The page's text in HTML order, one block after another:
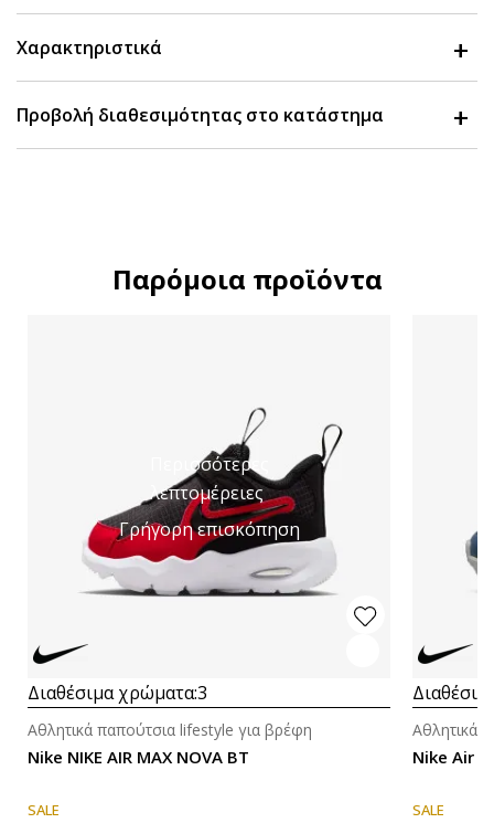
Χαρακτηριστικά
Προβολή διαθεσιμότητας στο κατάστημα
Παρόμοια προϊόντα
Περισσότερες
λεπτομέρειες
Γρήγορη επισκόπηση
Διαθέσιμα χρώματα:3
Nike NIKE AIR MAX NOVA BT
Αθλητικά παπούτσια lifestyle για βρέφη
SALE
Nike Air
Αθλητικά
SALE